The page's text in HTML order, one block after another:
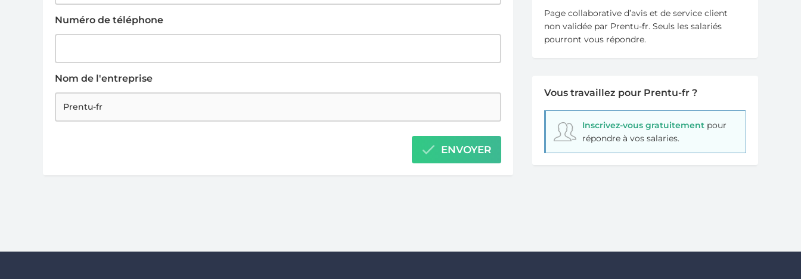
Numéro de téléphone
Nom de l'entreprise
ENVOYER
Page collaborative d’avis et de service client
non validée par Prentu-fr. Seuls les salariés
pourront vous répondre.
Vous travaillez pour Prentu-fr ?
Inscrivez-vous gratuitementpour
répondre à vos salaries.